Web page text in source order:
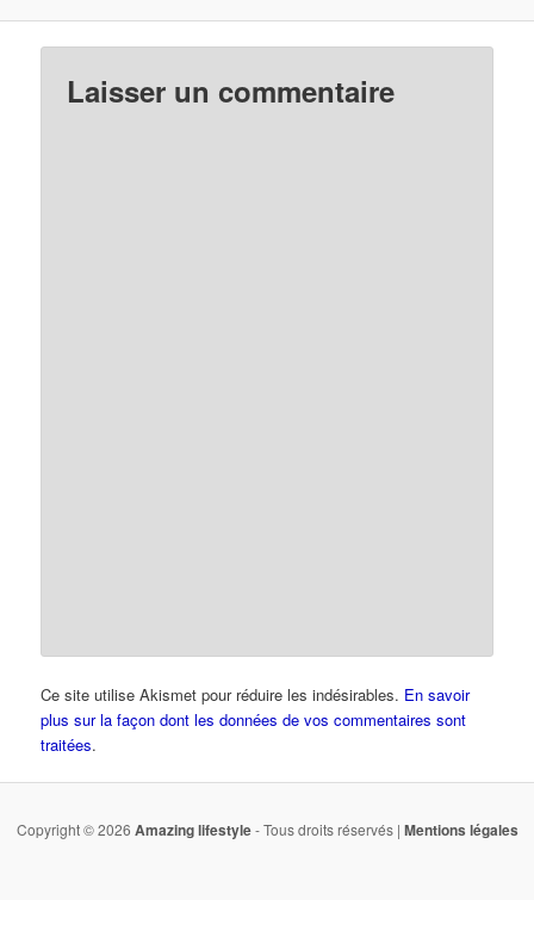
Laisser un commentaire
Ce site utilise Akismet pour réduire les indésirables. En savoir
plus sur la façon dont les données de vos commentaires sont
traitées.
Copyright © 2026 Amazing lifestyle- Tous droits réservés | Mentions légales